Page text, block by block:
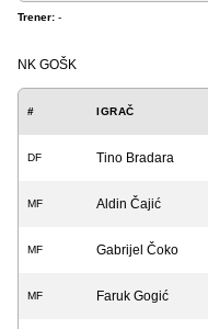
Trener: -
NK GOŠK
# IGRAČ
DF Tino Bradara
MF Aldin Čajić
MF Gabrijel Čoko
MF Faruk Gogić